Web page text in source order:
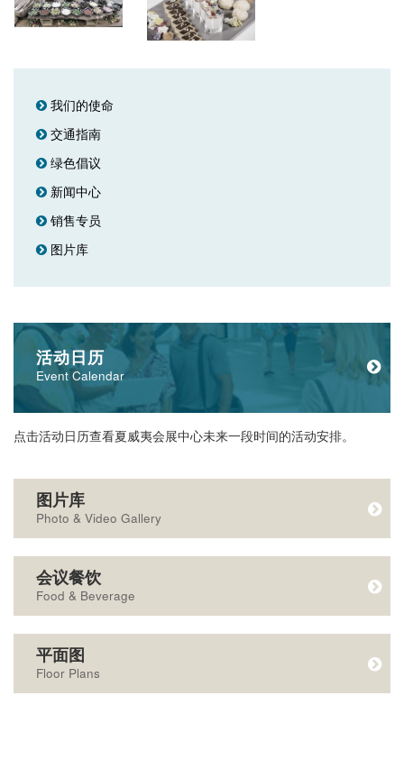
我们的使命
交通指南
绿色倡议
新闻中心
销售专员
图片库
活动日历
Event Calendar
点击活动日历查看夏威夷会展中心未来一段时间的活动安排。
图片库
Photo & Video Gallery
会议餐饮
Food & Beverage
平面图
Floor Plans